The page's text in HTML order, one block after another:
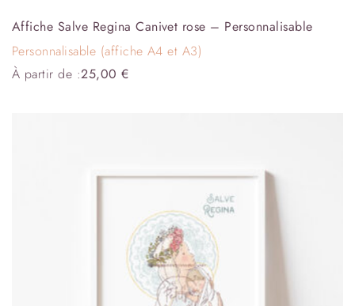
Affiche Salve Regina Canivet rose – Personnalisable
Personnalisable (affiche A4 et A3)
À partir de :25,00€